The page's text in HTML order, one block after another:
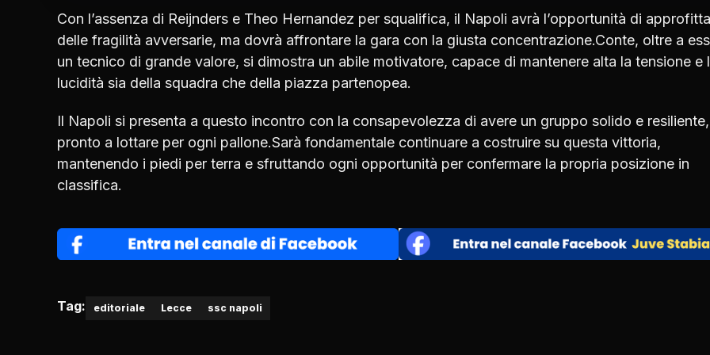
Con l’assenza di Reijnders e Theo Hernandez per squalifica, il Napoli avrà l’opportunità di
delle fragilità avversarie, ma dovrà affrontare la gara con la giusta concentrazione.Conte, oltre a
un tecnico di grande valore, si dimostra un abile motivatore, capace di mantenere alta la tensione e
lucidità sia della squadra che della piazza partenopea.
Il Napoli si presenta a questo incontro con la consapevolezza di avere un gruppo solido e resiliente,
pronto a lottare per ogni pallone.Sarà fondamentale continuare a costruire su questa vittoria,
mantenendo i piedi per terra e sfruttando ogni opportunità per confermare la propria posizione in
classifica.
Tag: editoriale Lecce ssc napoli